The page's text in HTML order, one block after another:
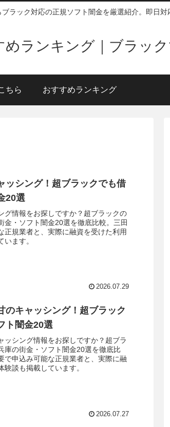
ラック対応の正規ソフト闇金を厳選紹介。即日対
めランキング｜ブラッ
ちら おすすめランキング
ッシング！超ブラックでも借
20選
グ情報をお探しですか？超ブラックの
金・ソフト闇金20選を徹底比較。三田
正規業者と、実際に融資を受けた利用
ます。
2026.07.29
のキャッシング！超ブラック
ト闇金20選
ッシング情報をお探しですか？超ブラ
庫の街金・ソフト闇金20選を徹底比
で申込み可能な正規業者と、実際に融
談も掲載しています。
2026.07.27